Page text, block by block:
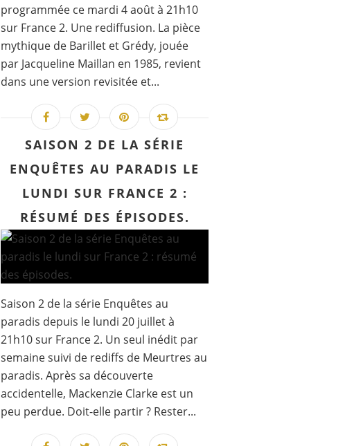
programmée ce mardi 4 août à 21h10
sur France 2. Une rediffusion. La pièce
mythique de Barillet et Grédy, jouée
par Jacqueline Maillan en 1985, revient
dans une version revisitée et...
SAISON 2 DE LA SÉRIE
ENQUÊTES AU PARADIS LE
LUNDI SUR FRANCE 2 :
RÉSUMÉ DES ÉPISODES.
Saison 2 de la série Enquêtes au
paradis depuis le lundi 20 juillet à
21h10 sur France 2. Un seul inédit par
semaine suivi de rediffs de Meurtres au
paradis. Après sa découverte
accidentelle, Mackenzie Clarke est un
peu perdue. Doit-elle partir ? Rester...